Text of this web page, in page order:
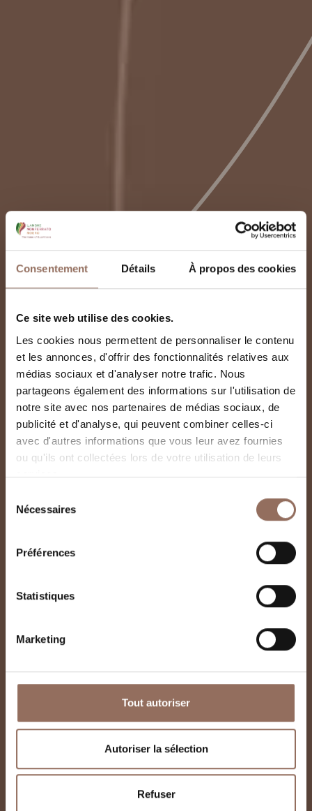
Consentement Détails À propos des cookies
Ce site web utilise des cookies.
Les cookies nous permettent de personnaliser le contenu
et les annonces, d'offrir des fonctionnalités relatives aux
médias sociaux et d'analyser notre trafic. Nous
partageons également des informations sur l'utilisation de
notre site avec nos partenaires de médias sociaux, de
publicité et d'analyse, qui peuvent combiner celles-ci
avec d'autres informations que vous leur avez fournies
ou qu'ils ont collectées lors de votre utilisation de leurs
services.
Nécessaires
Préférences
Statistiques
Marketing
Tout autoriser
Autoriser la sélection
Refuser
Geosito Di Cortiglione